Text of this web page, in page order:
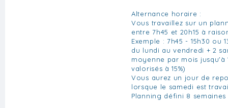
Alternance horaire :
Vous travaillez sur un
entre 7h45 et 20h15 à
Exemple : 7h45 - 15h30 ou
du lundi au vendredi + 2
moyenne par mois jusqu'à
valorisés à 15%)
Vous aurez un jour de
lorsque le samedi est
Planning défini 8